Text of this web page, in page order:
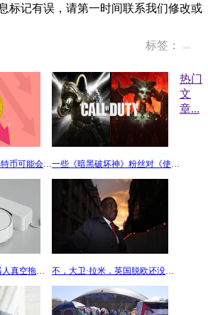
标记有误，请第一时间联系我们修改或
标签：
一位专家警告说，比特币可能会下跌50% 一些《暗黑破坏神》粉丝对《使命召唤》的跨界并不满意
SwitchBot的新型机器人真空拖把离机器人梦想中的罗西 不，大卫·拉米，英国脱欧还没有解决
热门
文
章...